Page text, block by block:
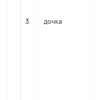
3 дочка